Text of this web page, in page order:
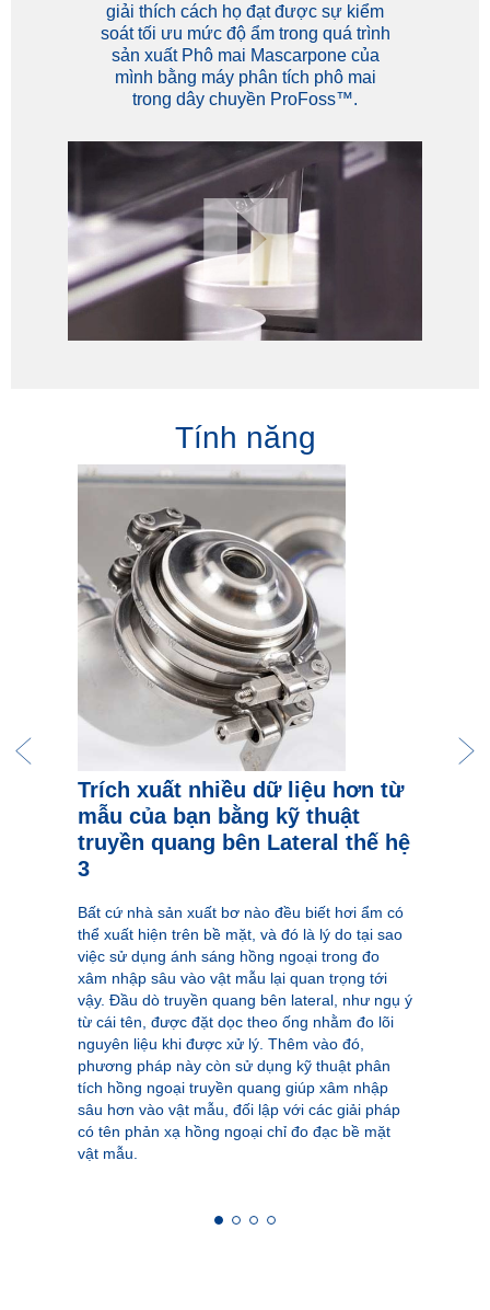
giải thích cách họ đạt được sự kiểm
soát tối ưu mức độ ẩm trong quá trình
sản xuất Phô mai Mascarpone của
mình bằng máy phân tích phô mai
trong dây chuyền ProFoss™.
Tính năng
Trích xuất nhiều dữ liệu hơn từ
mẫu của bạn bằng kỹ thuật
truyền quang bên Lateral thế hệ
3
Bất cứ nhà sản xuất bơ nào đều biết hơi ẩm có
thể xuất hiện trên bề mặt, và đó là lý do tại sao
việc sử dụng ánh sáng hồng ngoại trong đo
xâm nhập sâu vào vật mẫu lại quan trọng tới
vậy. Đầu dò truyền quang bên lateral, như ngụ ý
từ cái tên, được đặt dọc theo ống nhằm đo lõi
nguyên liệu khi được xử lý. Thêm vào đó,
phương pháp này còn sử dụng kỹ thuật phân
tích hồng ngoại truyền quang giúp xâm nhập
sâu hơn vào vật mẫu, đối lập với các giải pháp
có tên phản xạ hồng ngoại chỉ đo đạc bề mặt
vật mẫu.